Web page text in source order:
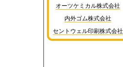
オーツケミカル株式会社
内外ゴム株式会社
セントウェル印刷株式会社